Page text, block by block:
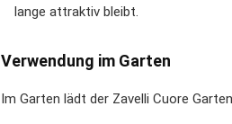
lange attraktiv bleibt.
Verwendung im Garten
Im Garten lädt der Zavelli Cuore